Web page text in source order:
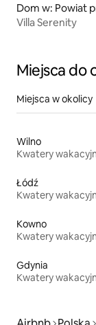
Dom w: Powiat
Villa Serenity
Miejsca do
Miejsca w okolicy
Wilno
Kwatery
Łódź
Kwatery
Kowno
Kwatery
Gdynia
Kwatery